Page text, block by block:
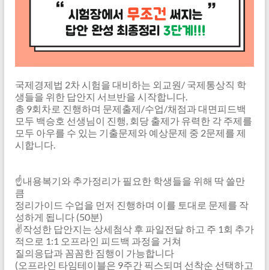
국제경제법 2차 시험을 대비하는 외교원/ 국제통상직 학
생들을 위한 답안지 서브반을 시작합니다.
총 9회차로 진행하며 문제출제/수업/채점과 대면피드백
모두 백승호 선생님이 진행, 회당 출제가 유력한 각 주제를
모두 아우를 수 있는 기출문제와 예상문제 중 2문제를 제
시합니다.
☝️내용복기와 추가정리가 필요한 학생들을 위해 딱 쓸만
큼
정리가이드 수업을 먼저 진행하며 이를 토대로 문제를 작
성하게 됩니다 (50분)
✌️작성한 답안지는 상세첨삭 후 파일전달 하고 주 1회 추가
적으로 1:1 오프라인 피드백 과정을 거쳐
질의응답과 꼼꼼한 짐행이 가능합니다
(오프라인 타임테이블은 9주간 픽스되며 선착순 선택하고